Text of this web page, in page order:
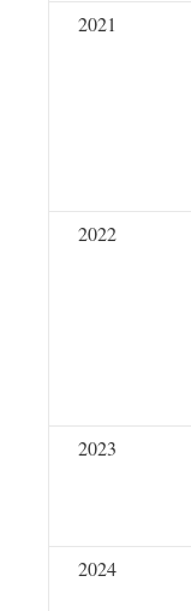
2021
2022
2023
2024